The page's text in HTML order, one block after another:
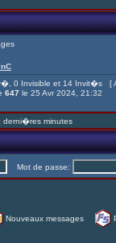
0 Invisible et 14 Invit�s [
647 le 25 Avr 2024, 21:32
derni�res minutes
Mot de passe:
Nouveaux messages